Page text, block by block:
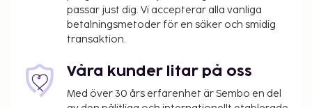
massage, kroppsbehandlingar och
ansiktsbehandlingar. Här har du bland annat tillgång
medelhavsstil har även gratis wi-fi, en spelhall och
en frisersalong. Gäster på Hotel & SPA Diamant
Residence - All Inclusive kan äta gott på Diamant
passar just dig. Vi accepterar alla vanliga
betalningsmetoder för en säker och smidig
transaktion.
Våra kunder litar på oss
Med över 30 års erfarenhet är Sembo en del